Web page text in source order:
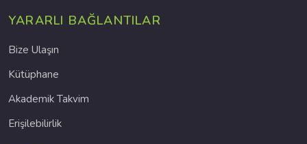
YARARLI BAĞLANTILAR
Bize Ulaşın
Kütüphane
Akademik Takvim
Erişilebilirlik